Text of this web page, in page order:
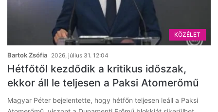
KÖZÉLET
Bartok Zsófia 2026, július 31. 12:04
Hétfőtől kezdődik a kritikus időszak,
ekkor áll le teljesen a Paksi Atomerőmű
Magyar Péter bejelentette, hogy hétfőn teljesen leáll a Paksi